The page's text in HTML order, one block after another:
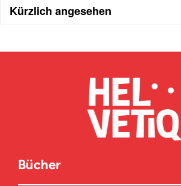
Kürzlich angesehen
Bücher